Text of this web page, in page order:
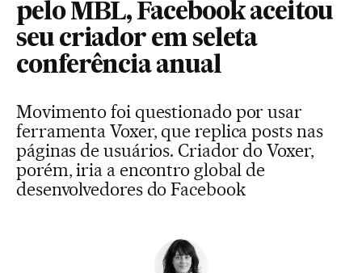
pelo MBL, Facebook aceitou
seu criador em seleta
conferência anual
Movimento foi questionado por usar
ferramenta Voxer, que replica posts nas
páginas de usuários. Criador do Voxer,
porém, iria a encontro global de
desenvolvedores do Facebook